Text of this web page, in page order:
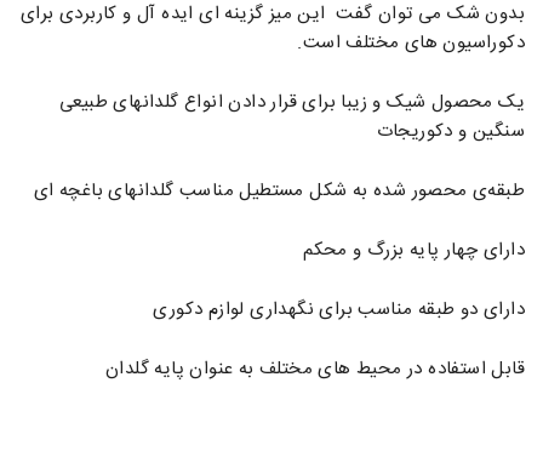
بدون شک می توان گفت این میز گزینه ای ایده آل و کاربردی برای
دکوراسیون های مختلف است.
یک محصول شیک و زیبا برای قرار دادن انواع گلدانهای طبیعی
سنگین و دکوریجات
طبقه‌ی محصور شده به شکل مستطیل مناسب گلدانهای باغچه ای
دارای چهار پایه بزرگ و محکم
دارای دو طبقه مناسب برای نگهداری لوازم دکوری
قابل استفاده در محیط های مختلف به عنوان پایه گلدان